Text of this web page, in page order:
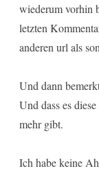
wiederum vorhin
letzten
anderen url als
Und dann
Und dass es
mehr gibt.
Ich habe keine